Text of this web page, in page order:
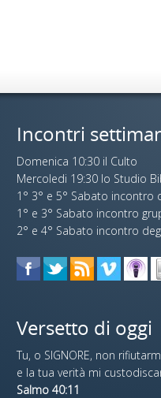
Incontri
Domenica 10:30 il Culto
Mercoledi 19:30 lo Studio
1° 3° e 5° Sabato incontro
1° e 3° Sabato incontro
2° e 4° Sabato incontro
Versetto di oggi
Tu, o SIGNORE, non
e la tua verità mi
Salmo 40:11